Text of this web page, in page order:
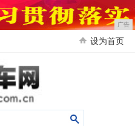
广告
设为首页